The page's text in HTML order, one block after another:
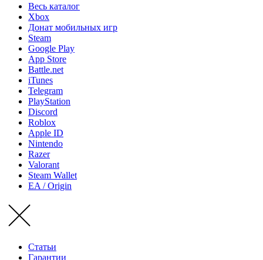
Весь каталог
Xbox
Донат мобильных игр
Steam
Google Play
App Store
Battle.net
iTunes
Telegram
PlayStation
Discord
Roblox
Apple ID
Nintendo
Razer
Valorant
Steam Wallet
EA / Origin
Статьи
Гарантии